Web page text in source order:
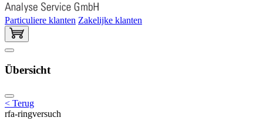
Particuliere klanten Zakelijke klanten
Übersicht
< Terug
rfa-ringversuch